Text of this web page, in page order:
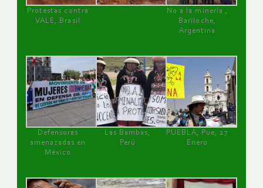
Protestas contra
VALE, Brasil
No a la minería ,
Bariloche,
Argentina
Defensoras
amenazadas en
México
Las Bambas,
Perú
PUEBLA, Pue, 27
Enero